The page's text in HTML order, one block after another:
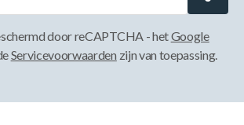
door reCAPTCHA - hetGoogle
Servicevoorwaarden zijn van toepassing.